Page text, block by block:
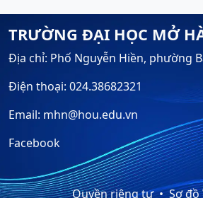
TRƯỜNG ĐẠI HỌC MỞ
Địa chỉ: Phố Nguyễn Hiền, phường
Điện thoại: 024.38682321
Email: mhn@hou.edu.vn
Facebook
Quyền riêng tư Sơ đồ